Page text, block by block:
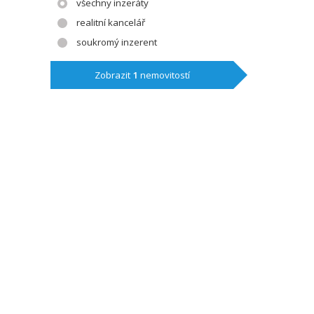
všechny inzeráty
realitní kancelář
soukromý inzerent
Zobrazit 1 nemovitostí